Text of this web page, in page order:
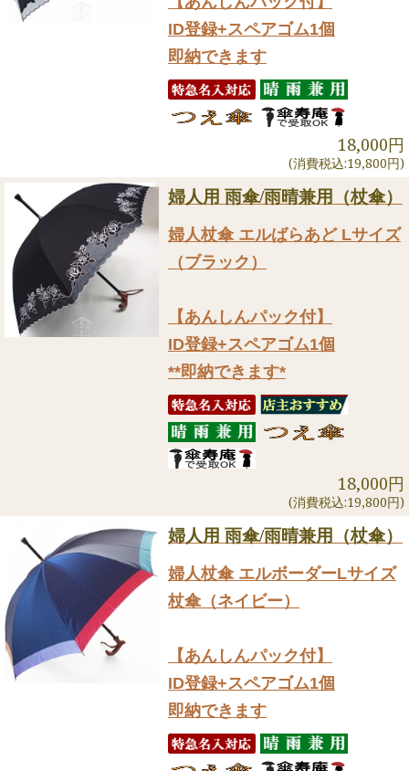
ID登録+スペアゴム1個
即納できます
18,000円
(消費税込:19,800円)
婦人用 雨傘/雨晴兼用（杖傘）
婦人杖傘 エルばらあど Lサイズ
（ブラック）
【あんしんパック付】
ID登録+スペアゴム1個
**即納できます*
18,000円
(消費税込:19,800円)
婦人用 雨傘/雨晴兼用（杖傘）
婦人杖傘 エルボーダーLサイズ
杖傘（ネイビー）
【あんしんパック付】
ID登録+スペアゴム1個
即納できます